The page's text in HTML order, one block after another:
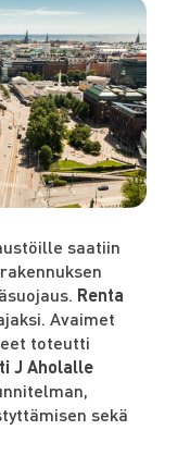
saatiin
Renta
Avaimet
toteutti
J Aholalle
sekä